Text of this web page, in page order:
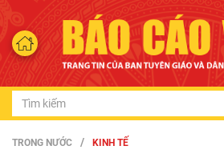
TRONG NƯỚC KINH TẾ